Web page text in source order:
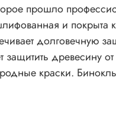
прошло
и покрыта
долговечную
защитить древесину
краски.